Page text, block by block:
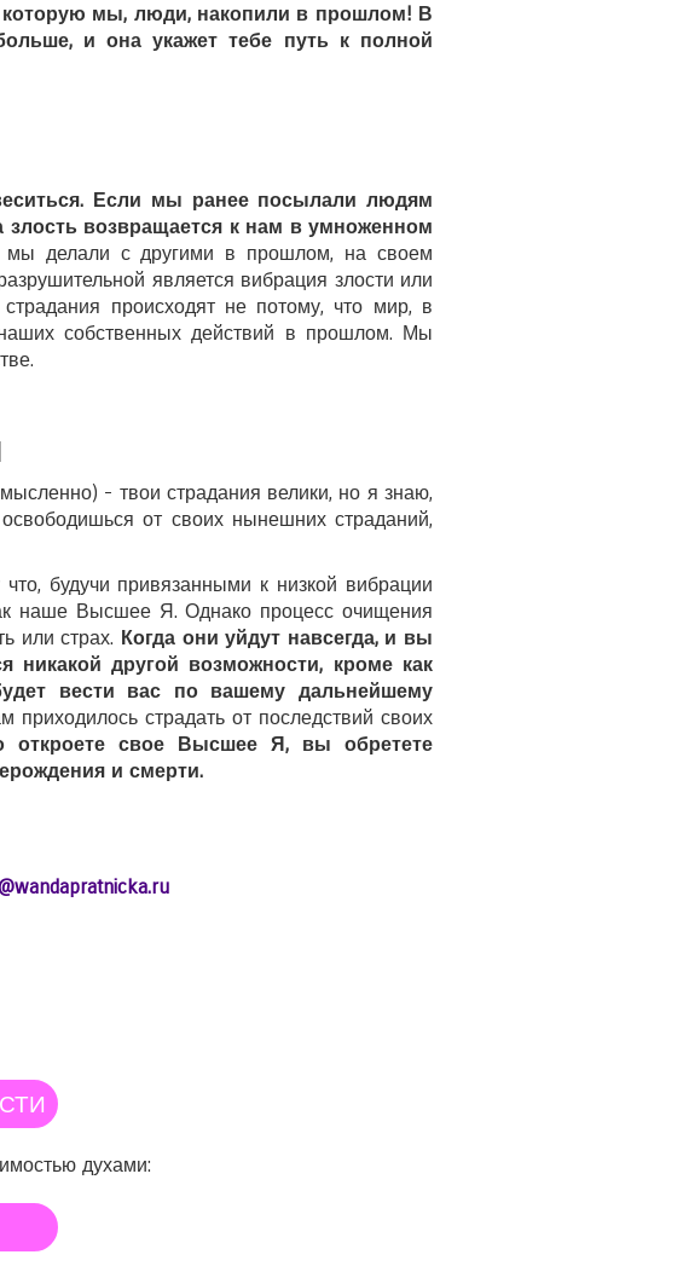
мы, люди, накопили в прошлом! В
и она укажет тебе путь к полной
Если мы ранее посылали людям
злость возвращается к нам в умноженном
мы делали с другими в прошлом, на своем
является вибрация злости или
происходят не потому, что мир, в
собственных действий в прошлом. Мы
- твои страдания велики, но я знаю,
от своих нынешних страданий,
будучи привязанными к низкой вибрации
наше Высшее Я. Однако процесс очищения
или страх. Когда они уйдут навсегда, и вы
другой возможности, кроме как
вести вас по вашему дальнейшему
страдать от последствий своих
откроете свое Высшее Я, вы обретете
и смерти.
духами: